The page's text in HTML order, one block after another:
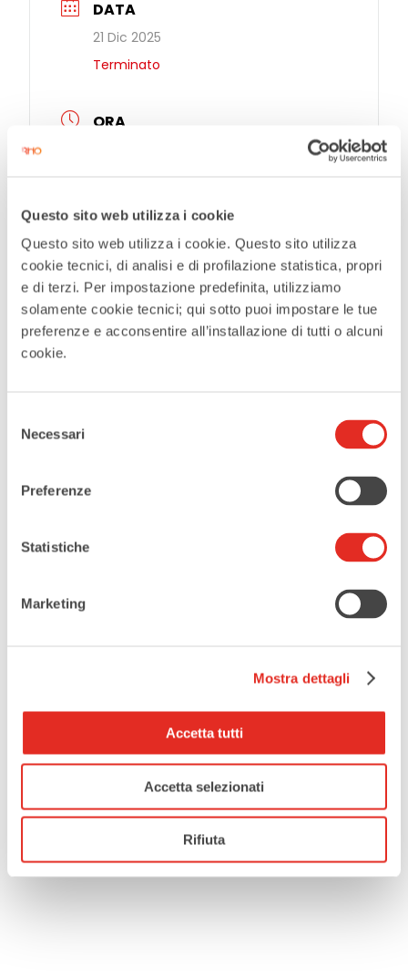
Questo sito web utilizza i cookie
Questo sito web utilizza i cookie. Questo sito utilizza
cookie tecnici, di analisi e di profilazione statistica, propri
e di terzi. Per impostazione predefinita, utilizziamo
solamente cookie tecnici; qui sotto puoi impostare le tue
preferenze e acconsentire all’installazione di tutti o alcuni
cookie.
delNecessari
Preferenze
Statistiche
Marketing
Mostra dettagli
Accetta tutti
Accetta selezionati
Rifiuta
DATA
21 Dic 2025
Terminato
ORA
MAGGIORI INFORMAZIONI
Biglietti
LUOGO
Teatro Civico De Silva
CONDIVIDI QUESTO EVENTO